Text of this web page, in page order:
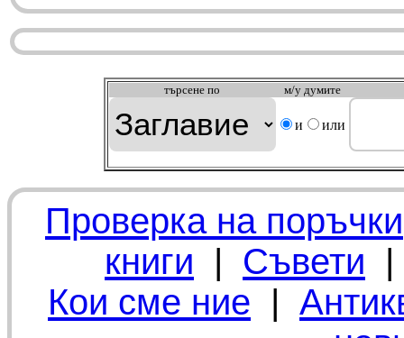
търсeне по м/у думите
и или
Проверка на поръчки
книги | Съвети
Кои сме ние |